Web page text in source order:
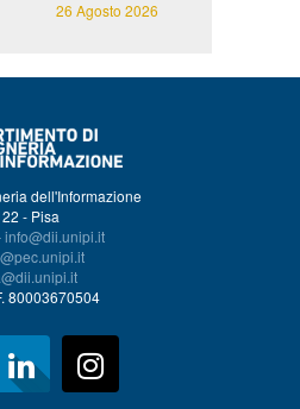
26 Agosto 2026
dell'Informazione
- Pisa
info@dii.unipi.it
80003670504